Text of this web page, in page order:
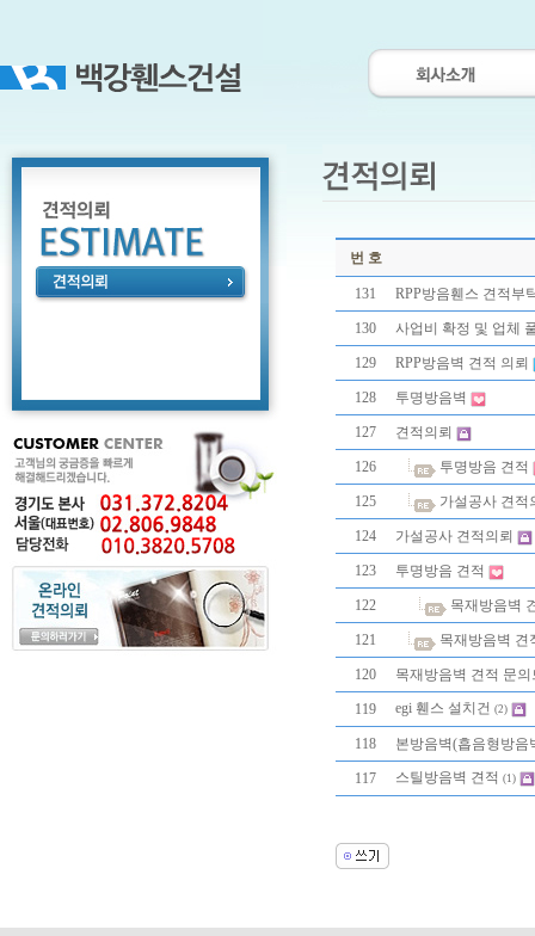
번 호
131 RPP방음휀스 견적부
130 사업비 확정 및 업체
129 RPP방음벽 견적 의뢰
128 투명방음벽
127 견적의뢰
126 투명방음 견적
125 가설공사 견적
124 가설공사 견적의뢰
123 투명방음 견적
122 목재방음벽
121 목재방음벽 견
120 목재방음벽 견적 문
119 egi 휀스 설치건 (2)
118 본방음벽(흡음형방음
117 스틸방음벽 견적 (1)